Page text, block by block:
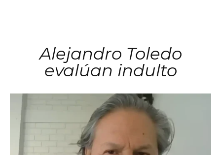
Alejandro Toledo
evalúan indulto